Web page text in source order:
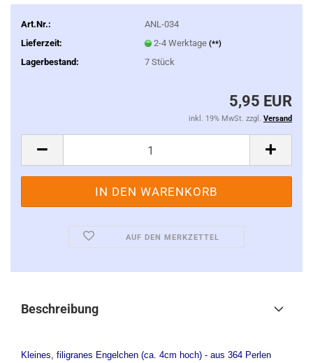
Art.Nr.:
ANL-034
Lieferzeit:
2-4 Werktage (**)
Lagerbestand: 7 Stück
5,95 EUR
inkl. 19% MwSt. zzgl. Versand
AUF DEN MERKZETTEL
Beschreibung
Kleines, filigranes Engelchen (ca. 4cm hoch) - aus 364 Perlen